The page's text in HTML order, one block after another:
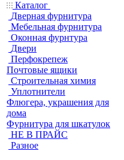
Каталог
Дверная фурнитура
Мебельная фурнитура
Оконная фурнтура
Двери
Перфокрепеж
Почтовые ящики
Строительная химия
Уплотнители
Флюгера, украшения для
дома
Фурнитура для шкатулок
НЕ В ПРАЙС
Разное